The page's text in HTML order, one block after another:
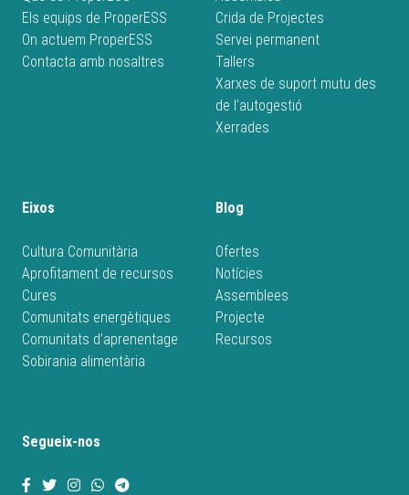
Els equips de ProperESS
On actuem ProperESS
Contacta amb nosaltres
Crida de Projectes
Servei permanent
Tallers
Xarxes de suport mutu des
de l'autogestió
Xerrades
Eixos
Cultura Comunitària
Aprofitament de recursos
Cures
Comunitats energètiques
Comunitats d’aprenentage
Sobirania alimentària
Blog
Ofertes
Notícies
Assemblees
Projecte
Recursos
Segueix-nos